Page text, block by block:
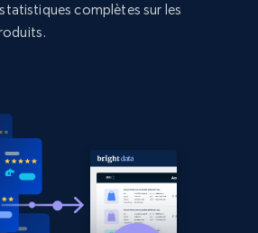
URLs
Brand, Description, Initial
complètes sur les